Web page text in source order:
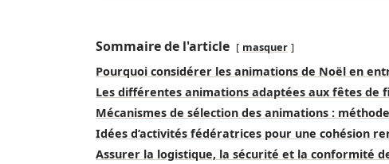
Sommaire de l'article masquer
Pourquoi considérer les animations de Noël en
Les différentes animations adaptées aux fêtes de
Mécanismes de sélection des animations :
Idées d’activités fédératrices pour une cohésion
Assurer la logistique, la sécurité et la conformité